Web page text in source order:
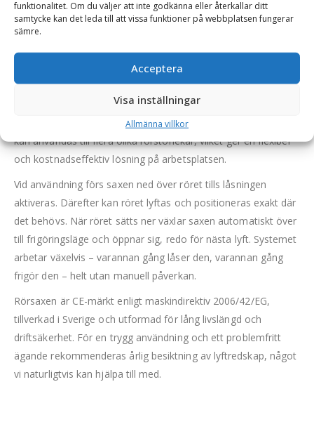
funktionalitet. Om du väljer att inte godkänna eller återkallar ditt
samtycke kan det leda till att vissa funktioner på webbplatsen fungerar
sämre.
Acceptera
Visa inställningar
Allmänna villkor
kg, gripvidd 250-400 mm
Den automatiska rörsaxen är utvecklad för trygg och effektiv
hantering av rör och betongrör. Konstruktionen greppar röret
varsamt utan att skada ytan och gör arbetet både snabbare
och säkrare. Tack vare den patenterade låsmekanismen griper
saxen automatiskt när den förs ned över röret och släpper
lika smidigt när röret har placerats på sin plats. Samma sax
kan användas till flera olika rörstorlekar, vilket ger en flexibel
och kostnadseffektiv lösning på arbetsplatsen.
Vid användning förs saxen ned över röret tills låsningen
aktiveras. Därefter kan röret lyftas och positioneras exakt där
det behövs. När röret sätts ner växlar saxen automatiskt över
till frigöringsläge och öppnar sig, redo för nästa lyft. Systemet
arbetar växelvis – varannan gång låser den, varannan gång
frigör den – helt utan manuell påverkan.
Rörsaxen är CE-märkt enligt maskindirektiv 2006/42/EG,
tillverkad i Sverige och utformad för lång livslängd och
driftsäkerhet. För en trygg användning och ett problemfritt
ägande rekommenderas årlig besiktning av lyftredskap, något
vi naturligtvis kan hjälpa till med.